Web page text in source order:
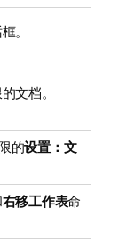
。
文档。
的设置：文
右移工作表命